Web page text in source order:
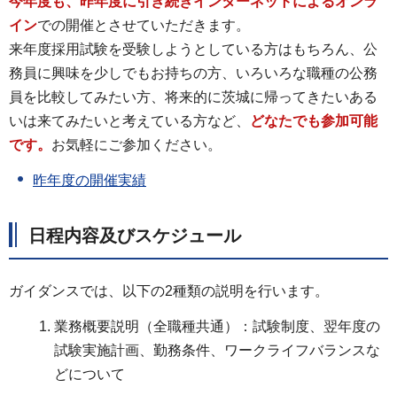
インでの開催とさせていただきます。
来年度採用試験を受験しようとしている方はもちろん、公
務員に興味を少しでもお持ちの方、いろいろな職種の公務
員を比較してみたい方、将来的に茨城に帰ってきたいある
いは来てみたいと考えている方など、
どなたでも参加可能
です。 お気軽にご参加ください。
昨年度の開催実績
日程内容及びスケジュール
ガイダンスでは、以下の2種類の説明を行います。
業務概要説明（全職種共通）：試験制度、翌年度の
試験実施計画、勤務条件、ワークライフバランスな
どについて